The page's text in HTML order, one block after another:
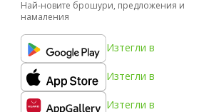
Най-новите брошури, предложения и
намаления
Изтегли в
Изтегли в
Изтегли в